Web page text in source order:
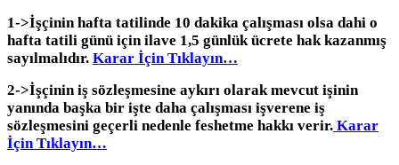
1->İşçinin hafta tatilinde 10 dakika çalışması olsa dahi o
hafta tatili günü için ilave 1,5 günlük ücrete hak kazanmış
sayılmalıdır. Karar İçin Tıklayın…
2->İşçinin iş sözleşmesine aykırı olarak mevcut işinin
yanında başka bir işte daha çalışması işverene iş
sözleşmesini geçerli nedenle feshetme hakkı verir. Karar
İçin Tıklayın…